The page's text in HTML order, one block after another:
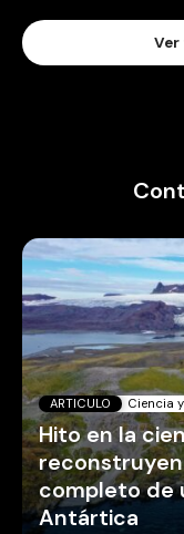
ARTICULO Ciencia
Hito en la
completo de
Antártica